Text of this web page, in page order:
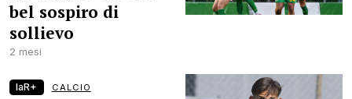
bel sospiro di
sollievo
2 mesi
laR+ CALCIO